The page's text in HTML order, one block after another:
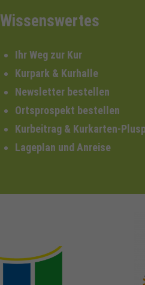
Wissenswertes
Ihr Weg zur Kur
Kurpark & Kurhalle
Newsletter bestellen
Ortsprospekt bestellen
Kurbeitrag & Kurkarten-
Lageplan und Anreise